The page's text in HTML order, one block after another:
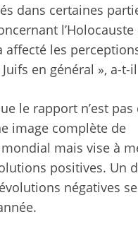
dans certaines
l’Holocauste
affecté les
en général », a-t-
le rapport n’est pas
image complète de
mais vise à
positives. Un
négatives